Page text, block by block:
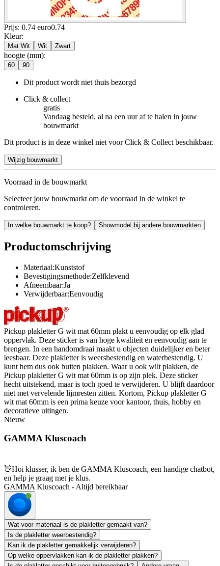
Prijs: 0.74 euro0.74
Kleur:
Mat Wit Wit Zwart
hoogte (mm):
60 90
Dit product wordt niet thuis bezorgd
Click & collect
gratis
Vandaag besteld, al na een uur af te halen in jouw
bouwmarkt
Dit product is in deze winkel niet voor Click & Collect beschikbaar.
Wijzig bouwmarkt
Voorraad in de bouwmarkt
Selecteer jouw bouwmarkt om de voorraad in de winkel te
controleren.
In welke bouwmarkt te koop? Showmodel bij andere bouwmarkten
Productomschrijving
Materiaal:Kunststof
Bevestigingsmethode:Zelfklevend
Afneembaar:Ja
Verwijderbaar:Eenvoudig
Pickup plakletter G wit mat 60mm plakt u eenvoudig op elk glad
oppervlak. Deze sticker is van hoge kwaliteit en eenvoudig aan te
brengen. In een handomdraai maakt u objecten duidelijker en beter
leesbaar. Deze plakletter is weersbestendig en waterbestendig. U
kunt hem dus ook buiten plakken. Waar u ook wilt plakken, de
Pickup plakletter G wit mat 60mm is op zijn plek. Deze sticker
hecht uitstekend, maar is toch goed te verwijderen. U blijft daardoor
niet met vervelende lijmresten zitten. Kortom, Pickup plakletter G
wit mat 60mm is een prima keuze voor kantoor, thuis, hobby en
decoratieve uitingen.
Nieuw
GAMMA Kluscoach
👋Hoi klusser, ik ben de GAMMA Kluscoach, een handige chatbot,
en help je graag met je klus.
GAMMA Kluscoach - Altijd bereikbaar
Wat voor materiaal is de plakletter gemaakt van?
Is de plakletter weerbestendig?
Kan ik de plakletter gemakkelijk verwijderen?
Op welke oppervlakken kan ik de plakletter plakken?